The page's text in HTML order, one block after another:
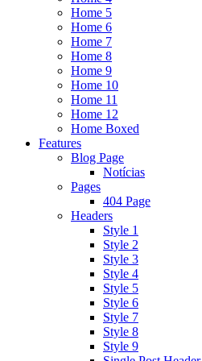
Home 5
Home 6
Home 7
Home 8
Home 9
Home 10
Home 11
Home 12
Home Boxed
Features
Blog Page
Notícias
Pages
404 Page
Headers
Style 1
Style 2
Style 3
Style 4
Style 5
Style 6
Style 7
Style 8
Style 9